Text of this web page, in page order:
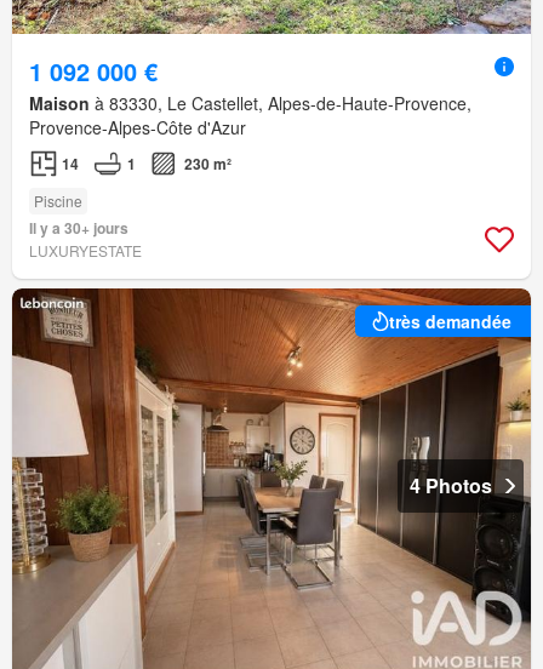
1 092 000 €
Maison à 83330, Le Castellet, Alpes-de-Haute-Provence,
Provence-Alpes-Côte d'Azur
14 1 230 m²
Piscine
Il y a 30+ jours
LUXURYESTATE
très demandée
4 Photos